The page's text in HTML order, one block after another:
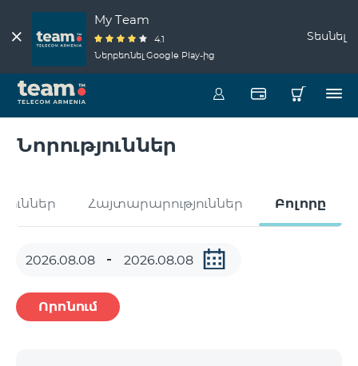
My Team
4.1
Ներբեռնել Google Play-ից
Տեսնել
Նորություններ
Հայտարարություններ Բոլորը
Որոնում